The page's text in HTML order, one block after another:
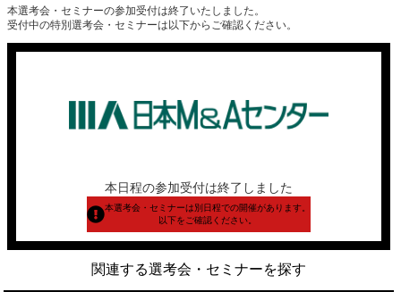
本選考会・セミナーの参加受付は終了いたしました。
受付中の特別選考会・セミナーは以下からご確認ください。
本日程の参加受付は終了しました
本選考会・セミナーは別日程での開催があります。
以下をご確認ください。
関連する選考会・セミナーを探す